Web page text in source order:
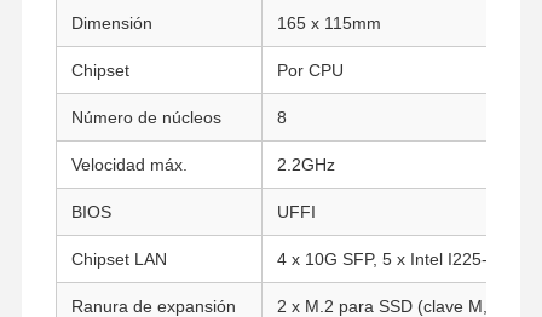
Dimensión 165 x 115mm
Chipset Por CPU
Número de núcleos 8
Velocidad máx. 2.2GHz
BIOS UFFI
Chipset LAN 4 x 10G SFP, 5 x Intel I225-V/
Ranura de expansión 2 x M.2 para SSD (clave M, tipo: